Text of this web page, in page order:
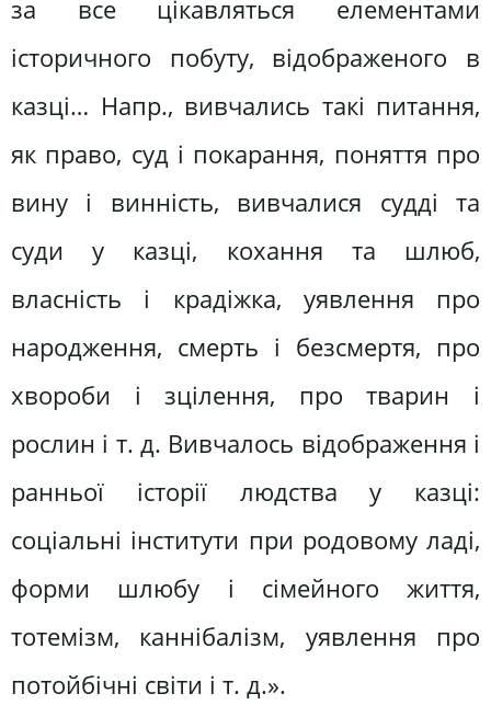
за все цікавляться елементами
історичного побуту, відображеного в
казці… Напр., вивчались такі питання,
як право, суд і покарання, поняття про
вину і винність, вивчалися судді та
суди у казці, кохання та шлюб,
власність і крадіжка, уявлення про
народження, смерть і безсмертя, про
хвороби і зцілення, про тварин і
рослин і т. д. Вивчалось відображення і
ранньої історії людства у казці:
соціальні інститути при родовому ладі,
форми шлюбу і сімейного життя,
тотемізм, каннібалізм, уявлення про
потойбічні світи і т. д.».